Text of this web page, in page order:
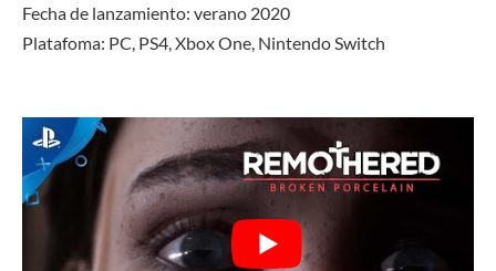
Fecha de lanzamiento: verano 2020
Platafoma: PC, PS4, Xbox One, Nintendo Switch